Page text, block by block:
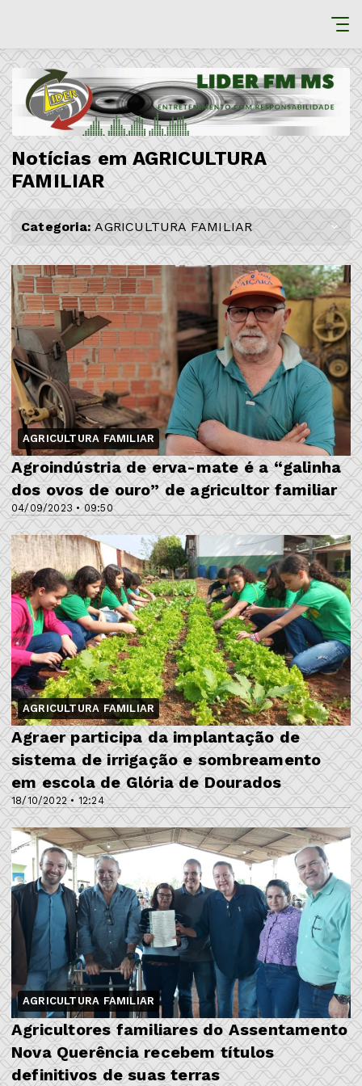
Notícias em AGRICULTURA
FAMILIAR
Categoria: AGRICULTURA FAMILIAR
AGRICULTURA FAMILIAR
04/09/2023 • 09:50
Agroindústria de erva-mate é a “galinha
dos ovos de ouro” de agricultor familiar
AGRICULTURA FAMILIAR
18/10/2022 • 12:24
Agraer participa da implantação de
sistema de irrigação e sombreamento
em escola de Glória de Dourados
AGRICULTURA FAMILIAR
Agricultores familiares do Assentamento
Nova Querência recebem títulos
definitivos de suas terras